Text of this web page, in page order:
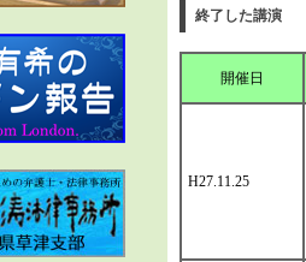
終了した講演
開催日
H27.11.25